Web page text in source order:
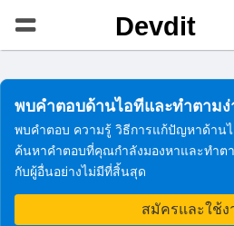
Devdit
พบคำตอบด้านไอทีและทำตามง่
พบคำตอบ ความรู้ วิธีการแก้ปัญหาด้าน
ค้นหาคำตอบที่คุณกำลังมองหาและทำต
กับผู้อื่นอย่างไม่มีที่สิ้นสุด
สมัครและใช้ง